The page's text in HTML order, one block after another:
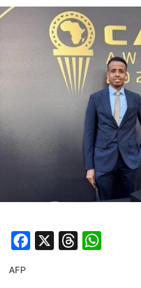
Facebook
X Threads
AFP